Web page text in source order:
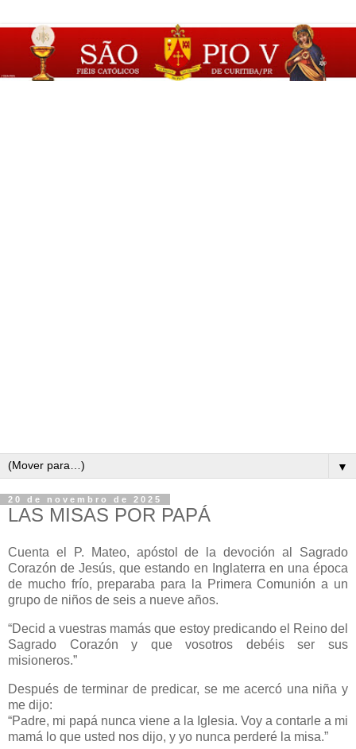
▼
20 de novembro de 2025
LAS MISAS POR PAPÁ
Cuenta el P. Mateo, apóstol de la devoción al Sagrado
Corazón de Jesús, que estando en Inglaterra en una época
de mucho frío, preparaba para la Primera Comunión a un
grupo de niños de seis a nueve años.
“Decid a vuestras mamás que estoy predicando el Reino del
Sagrado Corazón y que vosotros debéis ser sus
misioneros.”
Después de terminar de predicar, se me acercó una niña y
me dijo:
“Padre, mi papá nunca viene a la Iglesia. Voy a contarle a mi
mamá lo que usted nos dijo, y yo nunca perderé la misa.”